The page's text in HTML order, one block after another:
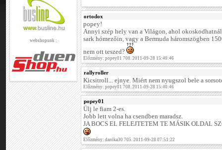
webshopunk :
ortodox
popey!
Annyi szép hely van a Világon, ahol
sark hómezőin, vagy a Bermuda háromszögben
nem ott teszed?
Előzmény: popey01 708. 2011-09-28 15:40:46
rallyroller
Kicsitroll... ejnye. Miért nem nyugszol bele a
Előzmény: popey01 708. 2011-09-28 15:40:46
popey01
Ülj le fiam 2-es.
Jobb lett volna ha csendben maradsz.
JA BOCS EL FELEJTETEM TE MÁSIK OLDAL
Előzmény: danika30 705. 2011-09-28 07:51:22